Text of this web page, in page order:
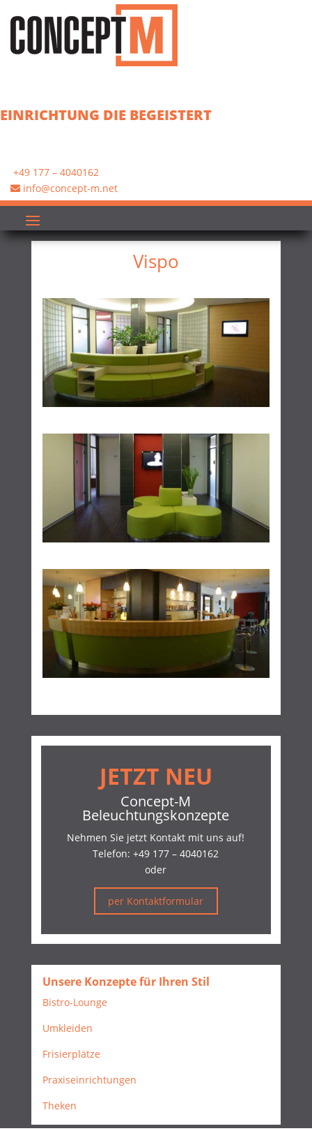
EINRICHTUNG DIE BEGEISTERT
+49 177 – 4040162
info@concept-m.net
Vispo
JETZT NEU
Concept-M
Beleuchtungskonzepte
Nehmen Sie jetzt Kontakt mit uns auf!
Telefon:+49 177 – 4040162
oder
per Kontaktformular
Unsere Konzepte für Ihren Stil
Bistro-Lounge
Umkleiden
Frisierplätze
Praxiseinrichtungen
Theken